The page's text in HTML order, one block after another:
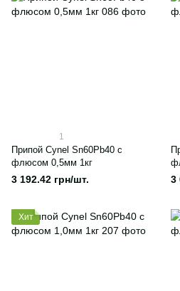
1
Припой Cynel Sn60Pb40 с
флюсом 0,5мм 1кг
3 192.42 грн/шт. 3
Хит